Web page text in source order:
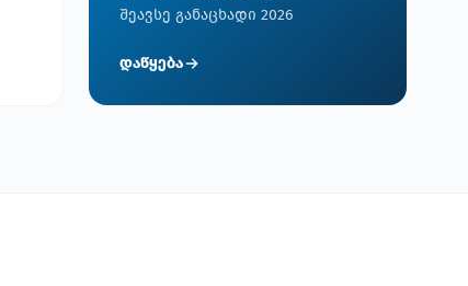
შეავსე განაცხადი 2026
დაწყება